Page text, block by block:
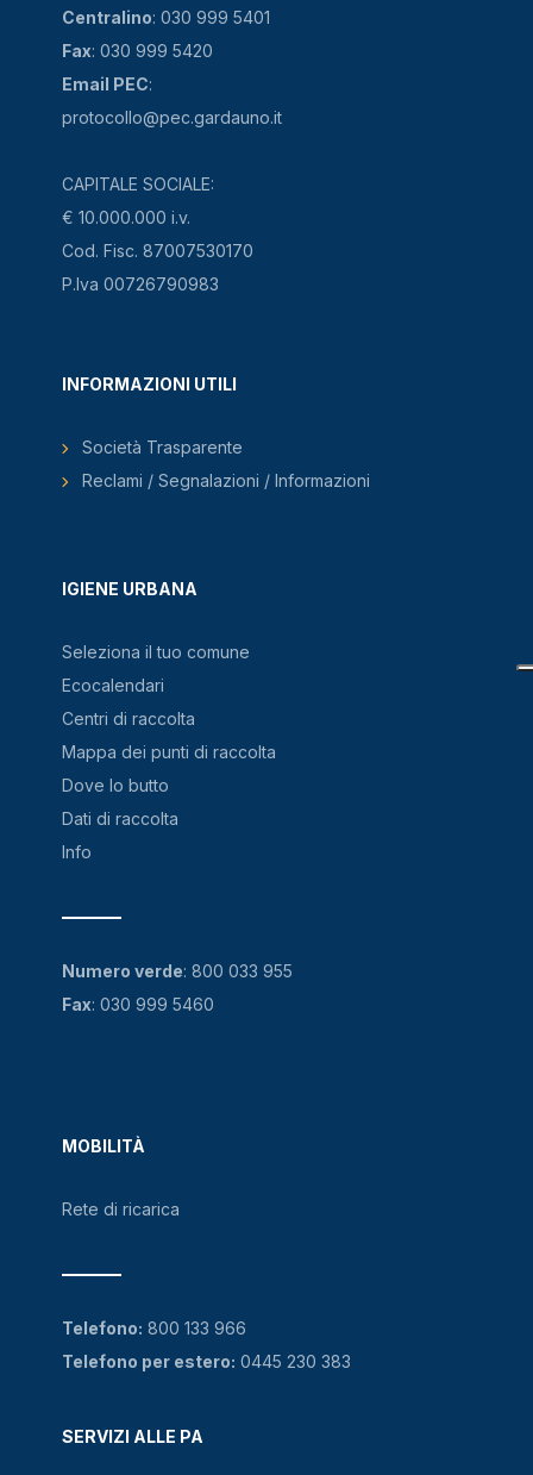
Centralino: 030 999 5401
Fax: 030 999 5420
Email PEC:
protocollo@pec.gardauno.it
CAPITALE SOCIALE:
€ 10.000.000 i.v.
Cod. Fisc. 87007530170
P.Iva 00726790983
IGIENE URBANA
Seleziona il tuo comune
Ecocalendari
Centri di raccolta
Mappa dei punti di raccolta
Dove lo butto
Dati di raccolta
Info
MOBILITÀ
Rete di ricarica
SERVIZI ALLE PA
INFORMAZIONI UTILI
Società Trasparente
Reclami / Segnalazioni / Informazioni
Numero verde: 800 033 955
Fax: 030 999 5460
Telefono: 800 133 966
Telefono per estero: 0445 230 383